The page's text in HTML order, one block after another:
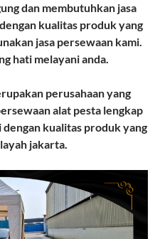
dan membutuhkan jasa
kualitas produk yang
jasa persewaan kami.
hati melayani anda.
perusahaan yang
alat pesta lengkap
kualitas produk yang
jakarta.